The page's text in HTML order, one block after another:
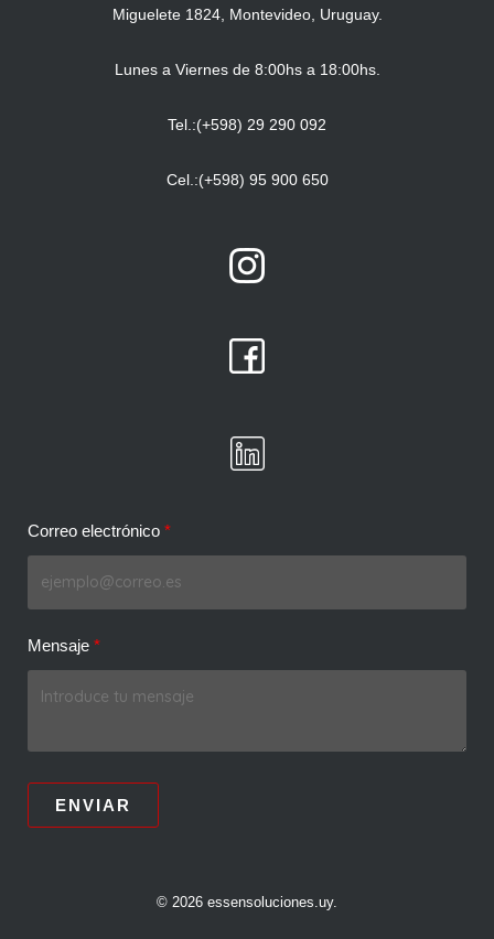
Miguelete 1824, Montevideo, Uruguay.
Lunes a Viernes de 8:00hs a 18:00hs.
Tel.:(+598) 29 290 092
Cel.:(+598) 95 900 650
Correo electrónico
Mensaje
ENVIAR
© 2026 essensoluciones.uy.